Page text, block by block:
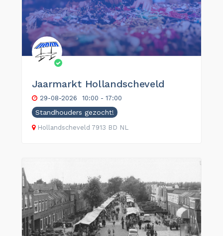
Jaarmarkt Hollandscheveld
29-08-2026 10:00 - 17:00
Standhouders gezocht!
Hollandscheveld 7913 BD NL